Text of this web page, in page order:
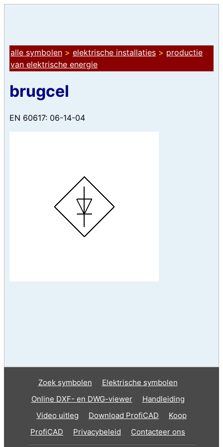
alle symbolen > elektrische installaties > productie
van elektrische energie
brugcel
EN 60617: 06-14-04
Zoek symbolen
Elektrische symbolen
Online DXF- en DWG-viewer
Handleiding
Video uitleg
Download ProfiCAD
Koop
ProfiCAD
Privacybeleid Contacteer ons